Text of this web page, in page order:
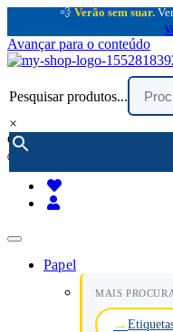
💨 Verão sem suar.
Avançar para o conteúdo
Pesquisar produtos...
×
encomendar por telefone :
(chamada rede fixa nacional)
Papel
MAIS